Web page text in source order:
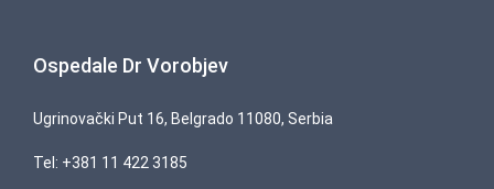
Ospedale Dr Vorobjev
Ugrinovački Put 16, Belgrado 11080, Serbia
Tel: +381 11 422 3185